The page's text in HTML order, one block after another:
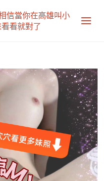
信當你在高雄叫小
看就對了